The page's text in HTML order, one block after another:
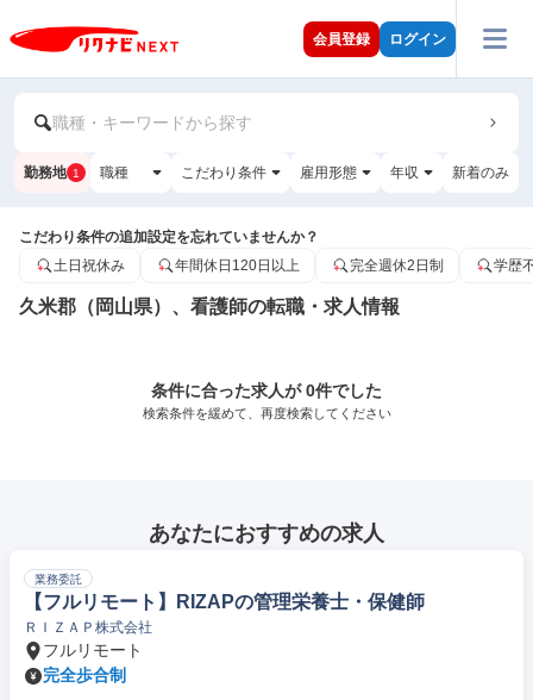
会員登録 ログイン
職種・キーワードから探す
勤務地 1 職種 こだわり条件 雇用形態 年収 新着のみ
こだわり条件の追加設定を忘れていませんか？
土日祝休み
年間休日120日以上 完全週休2日制 学歴
久米郡（岡山県）、看護師の転職・求人情報
条件に合った求人が 0件でした
検索条件を緩めて、再度検索してください
あなたにおすすめの求人
業務委託
【フルリモート】RIZAPの管理栄養士・保健師
ＲＩＺＡＰ株式会社
フルリモート
完全歩合制